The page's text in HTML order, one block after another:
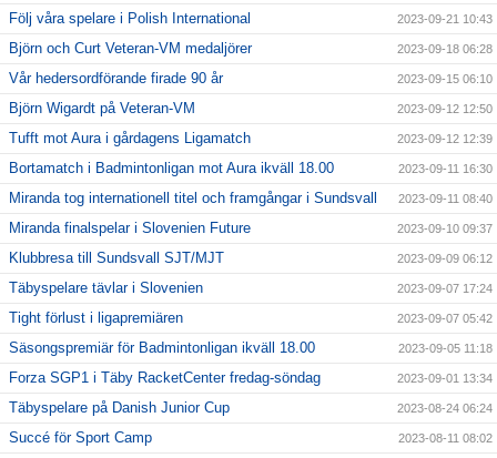
Följ våra spelare i Polish International 2023-09-21 10:43
Björn och Curt Veteran-VM medaljörer 2023-09-18 06:28
Vår hedersordförande firade 90 år 2023-09-15 06:10
Björn Wigardt på Veteran-VM 2023-09-12 12:50
Tufft mot Aura i gårdagens Ligamatch 2023-09-12 12:39
Bortamatch i Badmintonligan mot Aura ikväll 18.00 2023-09-11 16:30
Miranda tog internationell titel och framgångar i Sundsvall 2023-09-11 08:40
Miranda finalspelar i Slovenien Future 2023-09-10 09:37
Klubbresa till Sundsvall SJT/MJT 2023-09-09 06:12
Täbyspelare tävlar i Slovenien 2023-09-07 17:24
Tight förlust i ligapremiären 2023-09-07 05:42
Säsongspremiär för Badmintonligan ikväll 18.00 2023-09-05 11:18
Forza SGP1 i Täby RacketCenter fredag-söndag 2023-09-01 13:34
Täbyspelare på Danish Junior Cup 2023-08-24 06:24
Succé för Sport Camp 2023-08-11 08:02